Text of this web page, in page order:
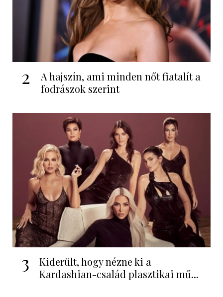
2
A hajszín, ami minden nőt fiatalít a
fodrászok szerint
3
Kiderült, hogy nézne ki a
Kardashian-család plasztikai mű...